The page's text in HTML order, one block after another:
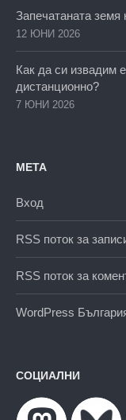
Запечатаната
12 ЮНИ 2026
Как да си извадим
дистанционно?
7 ЮНИ 2026
МЕТА
Вход
RSS поток за
RSS поток за
WordPress
СОЦИАЛНИ